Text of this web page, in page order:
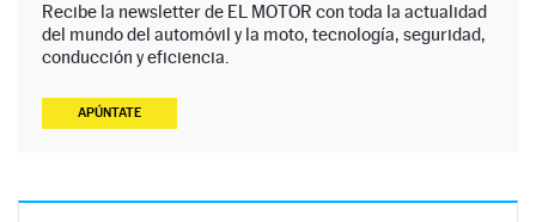
Recibe la newsletter de EL MOTOR con toda la actualidad
del mundo del automóvil y la moto, tecnología, seguridad,
conducción y eficiencia.
APÚNTATE